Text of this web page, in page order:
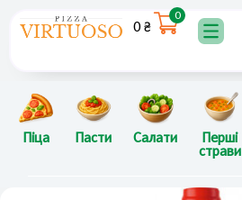
0₴
0
Піца Пасти Салати Перші
страви